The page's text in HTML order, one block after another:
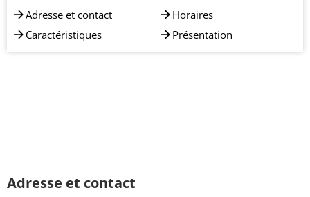
Adresse et contact
Caractéristiques
Horaires
Présentation
Adresse et contact